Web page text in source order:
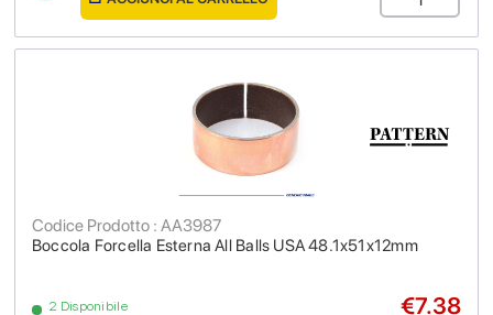
Boccola Forcella Esterna All Balls USA 48.1x51x12mm
Codice Prodotto : AA3987
2 Disponibile €7.38